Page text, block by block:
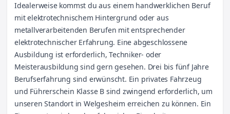
Idealerweise kommst du aus einem handwerklichen Beruf
mit elektrotechnischem Hintergrund oder aus
metallverarbeitenden Berufen mit entsprechender
elektrotechnischer Erfahrung. Eine abgeschlossene
Ausbildung ist erforderlich, Techniker- oder
Meisterausbildung sind gern gesehen. Drei bis fünf Jahre
Berufserfahrung sind erwünscht. Ein privates Fahrzeug
und Führerschein Klasse B sind zwingend erforderlich, um
unseren Standort in Welgesheim erreichen zu können. Ein